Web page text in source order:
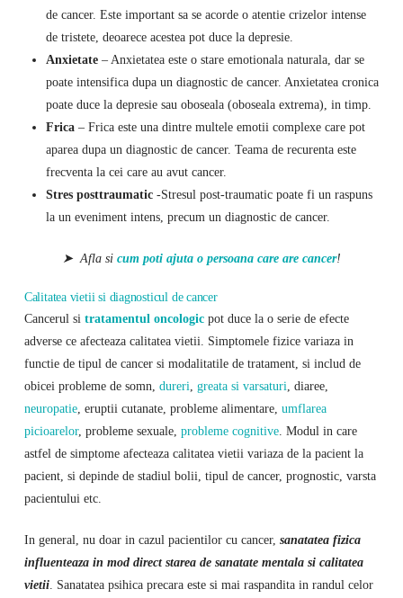
de cancer. Este important sa se acorde o atentie crizelor intense
de tristete, deoarece acestea pot duce la depresie.
Anxietate– Anxietatea este o stare emotionala naturala, dar se
poate intensifica dupa un diagnostic de cancer. Anxietatea cronica
poate duce la depresie sau oboseala (oboseala extrema), in timp.
Frica– Frica este una dintre multele emotii complexe care pot
aparea dupa un diagnostic de cancer. Teama de recurenta este
frecventa la cei care au avut cancer.
Stres posttraumatic-Stresul post-traumatic poate fi un raspuns
la un eveniment intens, precum un diagnostic de cancer.
➤ Afla si cum poti ajuta o persoana care are cancer!
Calitatea vietii si diagnosticul de cancer
Cancerul si tratamentul oncologic pot duce la o serie de efecte
adverse ce afecteaza calitatea vietii. Simptomele fizice variaza in
functie de tipul de cancer si modalitatile de tratament, si includ de
obicei probleme de somn, dureri greata si varsaturi , diaree,
neuropatie, eruptii cutanate, probleme alimentare, umflarea
picioarelor, probleme sexuale, probleme cognitive. Modul in care
astfel de simptome afecteaza calitatea vietii variaza de la pacient la
pacient, si depinde de stadiul bolii, tipul de cancer, prognostic, varsta
pacientului etc.
In general, nu doar in cazul pacientilor cu cancer, sanatatea fizica
influenteaza in mod direct starea de sanatate mentala si calitatea
vietii. Sanatatea psihica precara este si mai raspandita in randul celor